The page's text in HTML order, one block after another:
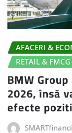
AFACERI &
RETAIL & FMCG
BMW
2026, însă
efecte